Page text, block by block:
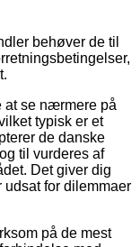
behøver de til
at se nærmere på
typisk er et
de danske
til vurderes af
Det giver dig
for dilemmaer
på de mest